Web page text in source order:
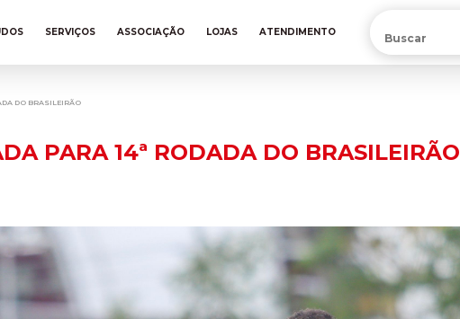
SERVIÇOS ASSOCIAÇÃO LOJAS ATENDIMENTO
DO BRASILEIRÃO
PARA 14ª RODADA DO BRASILEIRÃO